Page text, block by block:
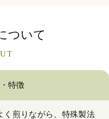
ついて
特徴
く煎りながら、特殊製法